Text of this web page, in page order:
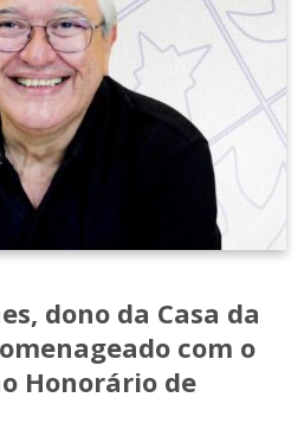
dono da Casa da
com o
Honorário de